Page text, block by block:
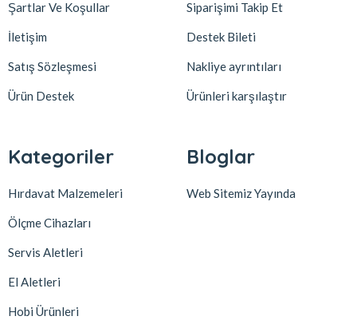
Şartlar Ve Koşullar
İletişim
Satış Sözleşmesi
Ürün Destek
Siparişimi Takip Et
Destek Bileti
Nakliye ayrıntıları
Ürünleri karşılaştır
Kategoriler
Hırdavat Malzemeleri
Ölçme Cihazları
Servis Aletleri
El Aletleri
Hobi Ürünleri
Bloglar
Web Sitemiz Yayında